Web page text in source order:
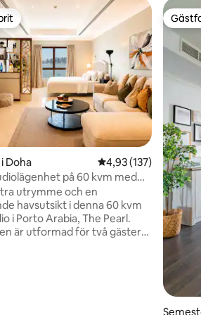
betyg, 17 omdömen
Doha 4,93 av 5 i
4,93 (137)
på 60 kvm med
utrymme och en
havsutsikt i denna 60 kvm
i Porto Arabia, The Pearl.
är utformad för två gäster